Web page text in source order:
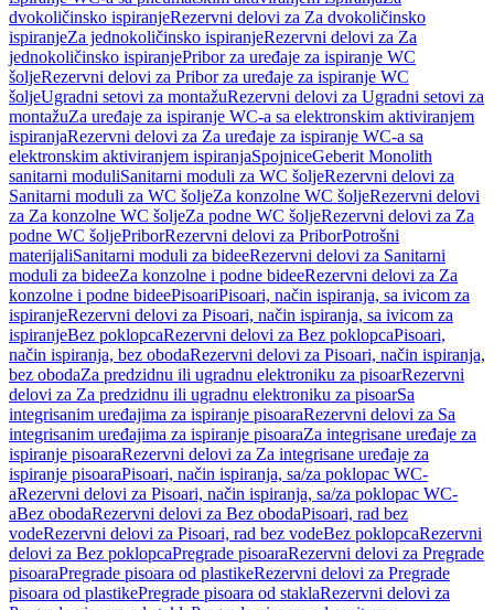
dvokoličinsko ispiranjeRezervni delovi za Za dvokoličinsko
ispiranjeZa jednokoličinsko ispiranjeRezervni delovi za Za
jednokoličinsko ispiranjePribor za uređaje za ispiranje WC
šoljeRezervni delovi za Pribor za uređaje za ispiranje WC
šoljeUgradni setovi za montažuRezervni delovi za Ugradni setovi za
montažuZa uređaje za ispiranje WC-a sa elektronskim aktiviranjem
ispiranjaRezervni delovi za Za uređaje za ispiranje WC-a sa
elektronskim aktiviranjem ispiranjaSpojniceGeberit Monolith
sanitarni moduliSanitarni moduli za WC šoljeRezervni delovi za
Sanitarni moduli za WC šoljeZa konzolne WC šoljeRezervni delovi
za Za konzolne WC šoljeZa podne WC šoljeRezervni delovi za Za
podne WC šoljePriborRezervni delovi za PriborPotrošni
materijaliSanitarni moduli za bideeRezervni delovi za Sanitarni
moduli za bideeZa konzolne i podne bideeRezervni delovi za Za
konzolne i podne bideePisoariPisoari, način ispiranja, sa ivicom za
ispiranjeRezervni delovi za Pisoari, način ispiranja, sa ivicom za
ispiranjeBez poklopcaRezervni delovi za Bez poklopcaPisoari,
način ispiranja, bez obodaRezervni delovi za Pisoari, način ispiranja,
bez obodaZa predzidnu ili ugradnu elektroniku za pisoarRezervni
delovi za Za predzidnu ili ugradnu elektroniku za pisoarSa
integrisanim uređajima za ispiranje pisoaraRezervni delovi za Sa
integrisanim uređajima za ispiranje pisoaraZa integrisane uređaje za
ispiranje pisoaraRezervni delovi za Za integrisane uređaje za
ispiranje pisoaraPisoari, način ispiranja, sa/za poklopac WC-
aRezervni delovi za Pisoari, način ispiranja, sa/za poklopac WC-
aBez obodaRezervni delovi za Bez obodaPisoari, rad bez
vodeRezervni delovi za Pisoari, rad bez vodeBez poklopcaRezervni
delovi za Bez poklopcaPregrade pisoaraRezervni delovi za Pregrade
pisoaraPregrade pisoara od plastikeRezervni delovi za Pregrade
pisoara od plastikePregrade pisoara od staklaRezervni delovi za